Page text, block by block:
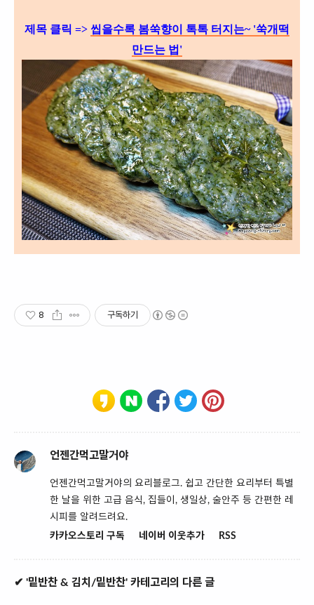
제목 클릭 => 씹을수록 봄쑥향이 톡톡 터지는~ '쑥개떡
만드는 법'
8 구독하기
언젠간먹고말거야
언젠간먹고말거야의 요리블로그. 쉽고 간단한 요리부터 특별
한 날을 위한 고급 음식, 집들이, 생일상, 술안주 등 간편한 레
시피를 알려드려요.
카카오스토리 구독
네이버 이웃추가 RSS
✔ '밑반찬 & 김치/밑반찬' 카테고리의 다른 글